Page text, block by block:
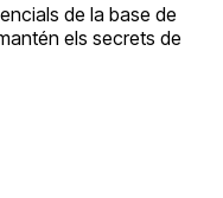
de la base de
els secrets de